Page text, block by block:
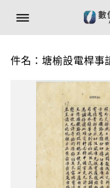
件名：塘榆設電桿事